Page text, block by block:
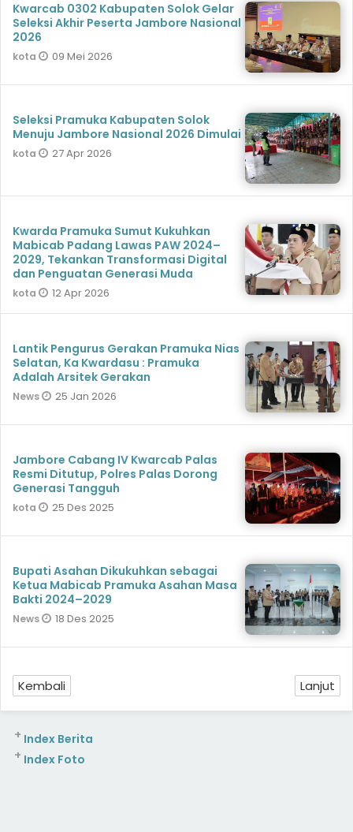
Kwarcab 0302 Kabupaten Solok Gelar
Seleksi Akhir Peserta Jambore Nasional
2026
kota 09 Mei 2026
Seleksi Pramuka Kabupaten Solok
Menuju Jambore Nasional 2026 Dimulai
kota 27 Apr 2026
Kwarda Pramuka Sumut Kukuhkan
Mabicab Padang Lawas PAW 2024–
2029, Tekankan Transformasi Digital
dan Penguatan Generasi Muda
kota 12 Apr 2026
Lantik Pengurus Gerakan Pramuka Nias
Selatan, Ka Kwardasu : Pramuka
Adalah Arsitek Gerakan
News 25 Jan 2026
Jambore Cabang IV Kwarcab Palas
Resmi Ditutup, Polres Palas Dorong
Generasi Tangguh
kota 25 Des 2025
Bupati Asahan Dikukuhkan sebagai
Ketua Mabicab Pramuka Asahan Masa
Bakti 2024–2029
News 18 Des 2025
Kembali Lanjut
Index Berita
+
Index Foto
+